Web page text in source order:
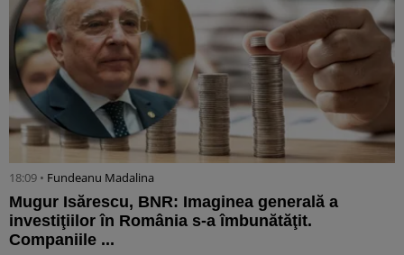
18:09 • Fundeanu Madalina
Mugur Isărescu, BNR: Imaginea generală a
investiţiilor în România s-a îmbunătăţit.
Companiile ...